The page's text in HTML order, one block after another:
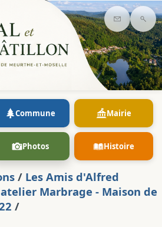
Contact
Commune Mairie
Photos Histoire
/ Les Amis d'Alfred
Marbrage - Maison de
/